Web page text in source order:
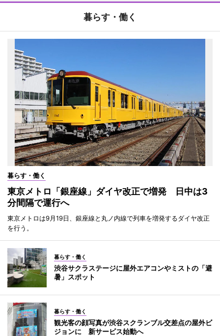
暮らす・働く
暮らす・働く
東京メトロ「銀座線」ダイヤ改正で増発 日中は3
分間隔で運行へ
東京メトロは9月19日、銀座線と丸ノ内線で列車を増発するダイヤ改正
を行う。
暮らす・働く
渋谷サクラステージに屋外エアコンやミストの「避
暑」スポット
暮らす・働く
観光客の顔写真が渋谷スクランブル交差点の屋外ビ
ジョンに 新サービス始動へ